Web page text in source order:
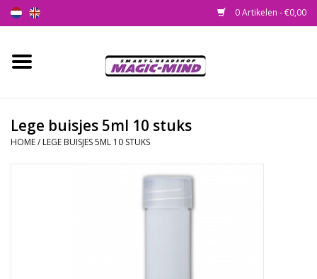
0 Artikelen - €0,00
Home
Smartshop
Lege buisjes 5ml 10 stuks
HOME/ LEGE BUISJES 5ML 10 STUKS